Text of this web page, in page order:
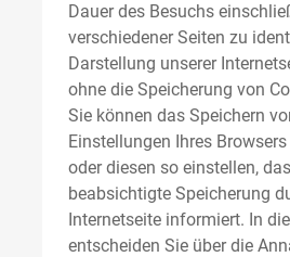
Dauer des Besuchs
verschiedener Seiten zu
Darstellung unserer
ohne die Speicherung von
Sie können das Speichern
Einstellungen Ihres
oder diesen so einstellen,
beabsichtigte Speicherung
Internetseite informiert. In
entscheiden Sie über die